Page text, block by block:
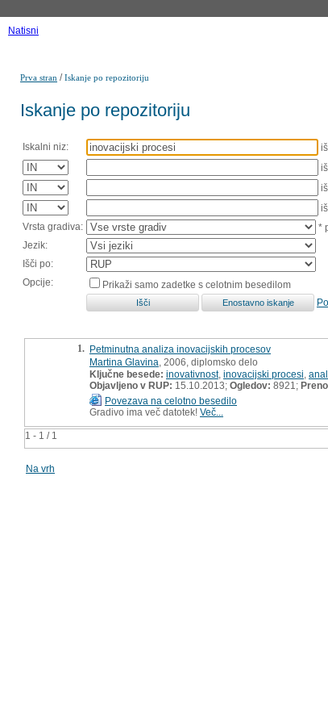
Natisni
Prva stran /Iskanje po repozitoriju
Iskanje po repozitoriju
Iskalni niz:
Vrsta gradiva:
*
Jezik:
Išči po:
Opcije:
Prikaži samo zadetke s celotnim besedilom
1 - 1 / 1
1. Petminutna analiza inovacijskih procesov
Martina Glavina , 2006, diplomsko delo
Ključne besede: inovativnost, inovacijski procesi
Objavljeno v RUP: 15.10.2013; Ogledov: 8921;
Povezava na celotno besedilo
Gradivo ima več datotek! Več...
Na vrh